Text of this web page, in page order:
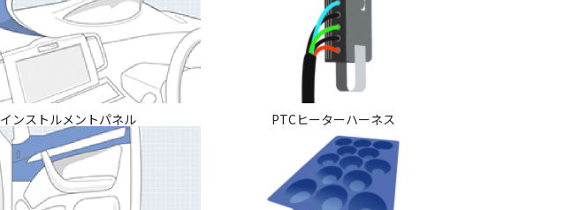
インストルメントパネル PTCヒーターハーネス